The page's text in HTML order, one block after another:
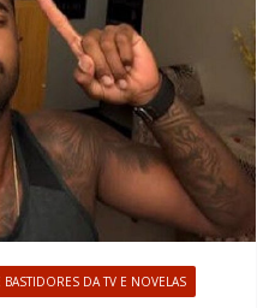
DA TV E NOVELAS